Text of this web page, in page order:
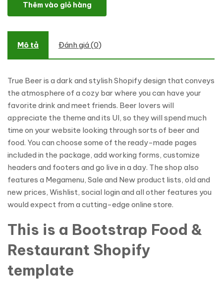
Thêm vào giỏ hàng
Mô tả Đánh giá (0)
True Beer is a dark and stylish Shopify design that conveys
the atmosphere of a cozy bar where you can have your
favorite drink and meet friends. Beer lovers will
appreciate the theme and its UI, so they will spend much
time on your website looking through sorts of beer and
food. You can choose some of the ready-made pages
included in the package, add working forms, customize
headers and footers and go live in a day. The shop also
features a Megamenu, Sale and New product lists, old and
new prices, Wishlist, social login and all other features you
would expect from a cutting-edge online store.
This is a Bootstrap Food &
Restaurant Shopify
template